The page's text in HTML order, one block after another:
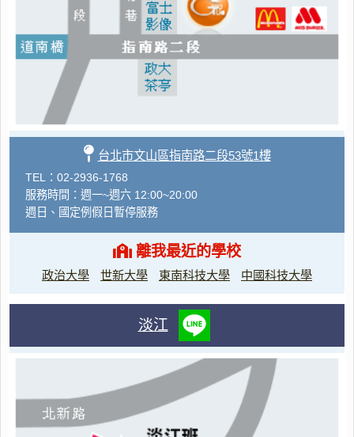
台北市文山區指南路二段53號1樓
TEL：02-2936-1768
服務時間：週一~週六 12:00~20:00
週日、國定例假日暫停服務
離我最近的學校
政治大學 世新大學 東南科技大學 中國科技大學
淡江